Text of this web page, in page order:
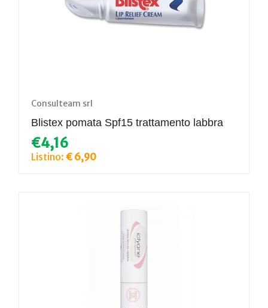
Consulteam srl
Blistex pomata Spf15 trattamento labbra
€4,16
Listino: € 6,90